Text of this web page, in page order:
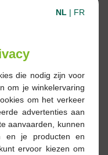
NL | FR
die nodig zijn voor
om je winkelervaring
om het verkeer
advertenties aan
aanvaarden, kunnen
en je producten en
ervoor kiezen om